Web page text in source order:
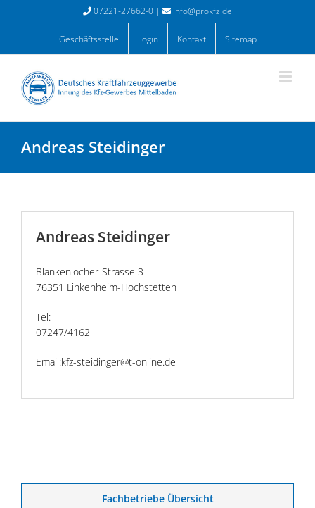
Inhalt
07221-27662-0 | info@prokfz.de
Geschäftsstelle Login Kontakt Sitemap
Andreas Steidinger
Andreas Steidinger
Blankenlocher-Strasse 3
76351 Linkenheim-Hochstetten
Tel:
07247/4162
Email:kfz-steidinger@t-online.de
Fachbetriebe Übersicht